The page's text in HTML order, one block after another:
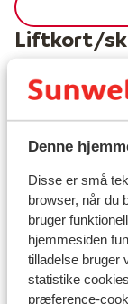
Denne
Disse er små
browser, når du
bruger
hjemmesiden
tilladelse bruger
statistike
præference-
Liftkort/
Liftkort
Skileje
Andre
Zillertal